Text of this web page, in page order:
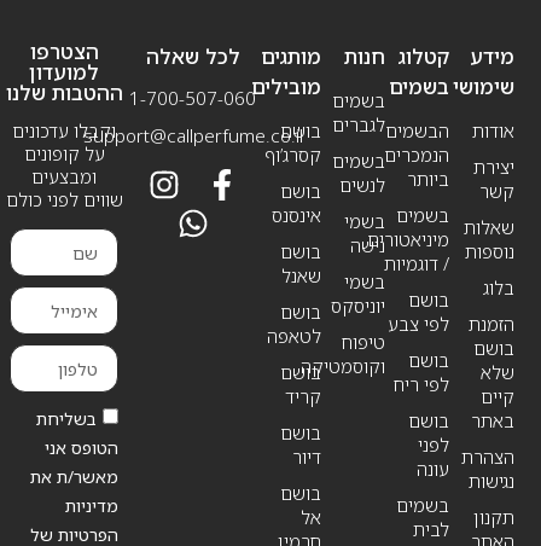
מידע
שימושי
אודות
יצירת
קשר
שאלות
נוספות
בלוג
הזמנת
בושם
שלא
קיים
באתר
הצהרת
נגישות
תקנון
חנות
בשמים
לגברים
בשמים
לנשים
בשמי
נישה
בשמי
יוניסקס
טיפוח
וקוסמטיקה
קטלוג
בשמים
הבשמים
הנמכרים
ביותר
בשמים
מיניאטורים
/ דוגמיות
בושם
לפי צבע
בושם
לפי ריח
בושם
לפני
עונה
בשמים
לבית
מותגים
מובילים
בושם
קסרג’וף
בושם
אינסנס
בושם
שאנל
בושם
לטאפה
בושם
קריד
בושם
דיור
בושם
אל
לכל שאלה
1-700-507-060
support@callperfume.co.il
הצטרפו
למועדון
ההטבות שלנו
וקבלו עדכונים
על קופונים
ומבצעים
שווים לפני כולם
בשליחת
הטופס אני
מאשר/ת את
מדיניות
הפרטיות של